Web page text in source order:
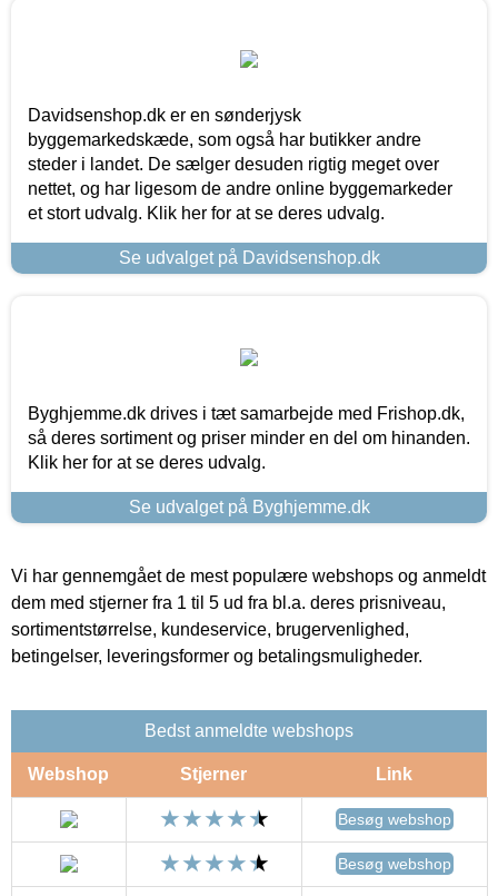
Davidsenshop.dk er en sønderjysk
byggemarkedskæde, som også har butikker andre
steder i landet. De sælger desuden rigtig meget over
nettet, og har ligesom de andre online byggemarkeder
et stort udvalg. Klik her for at se deres udvalg.
Se udvalget på Davidsenshop.dk
Byghjemme.dk drives i tæt samarbejde med Frishop.dk,
så deres sortiment og priser minder en del om hinanden.
Klik her for at se deres udvalg.
Se udvalget på Byghjemme.dk
Vi har gennemgået de mest populære webshops og anmeldt
dem med stjerner fra 1 til 5 ud fra bl.a. deres prisniveau,
sortimentstørrelse, kundeservice, brugervenlighed,
betingelser, leveringsformer og betalingsmuligheder.
Bedst anmeldte webshops
Webshop Stjerner Link
Besøg webshop
Besøg webshop